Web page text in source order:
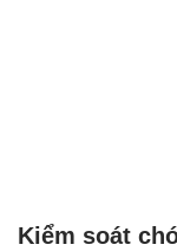
Kiểm soát